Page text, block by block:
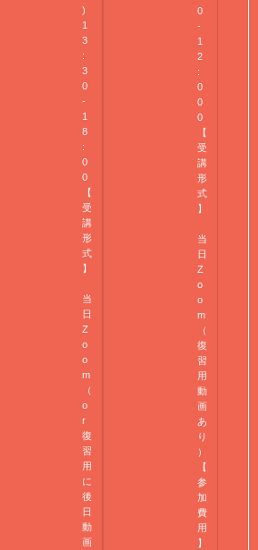
)
1
3
:
3
0
-
1
8
:
0
0
【
受
講
形
式
】
当
日
Z
o
o
m
（
o
r
復
習
用
に
後
日
動
画
0
-
1
2
:
0
0
0
【
受
講
形
式
】
当
日
Z
o
o
m
（
復
習
用
動
画
あ
り
）
【
参
加
費
用
】